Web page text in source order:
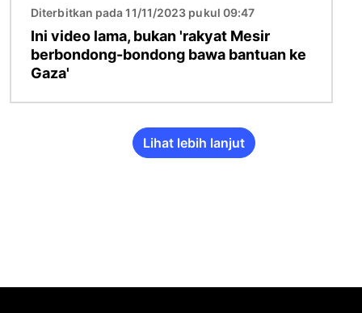
Diterbitkan pada 11/11/2023 pukul 09:47
Ini video lama, bukan 'rakyat Mesir
berbondong-bondong bawa bantuan ke
Gaza'
Lihat lebih lanjut